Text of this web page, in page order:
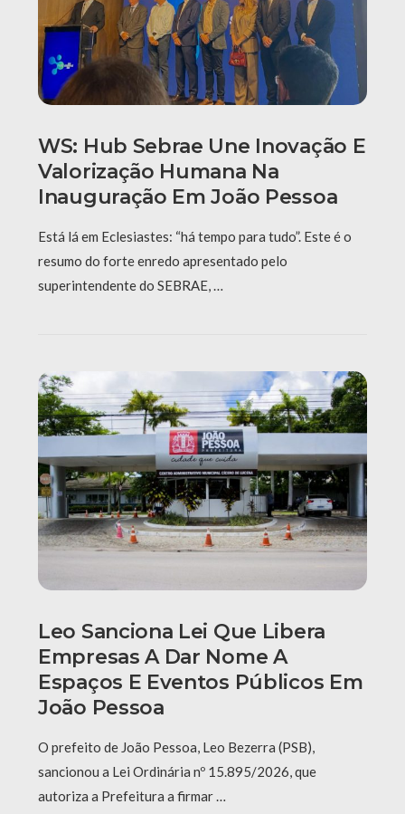
WS: Hub Sebrae Une Inovação E
Valorização Humana Na
Inauguração Em João Pessoa
Está lá em Eclesiastes: “há tempo para tudo”. Este é o
resumo do forte enredo apresentado pelo
superintendente do SEBRAE, …
Leo Sanciona Lei Que Libera
Empresas A Dar Nome A
Espaços E Eventos Públicos Em
João Pessoa
O prefeito de João Pessoa, Leo Bezerra (PSB),
sancionou a Lei Ordinária nº 15.895/2026, que
autoriza a Prefeitura a firmar …